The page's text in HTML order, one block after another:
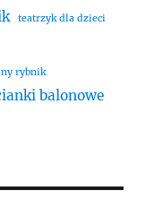
teatrzyk dla dzieci
rybnik
balonowe